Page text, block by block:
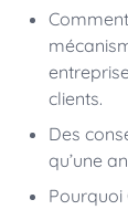
clients.
Des
qu’une
Pourquoi